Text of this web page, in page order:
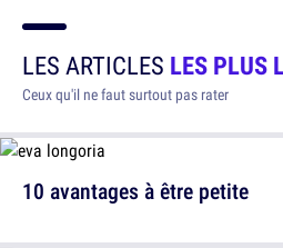
LES ARTICLES LES PLUS
Ceux qu'il ne faut surtout pas rater
10 avantages à être petite